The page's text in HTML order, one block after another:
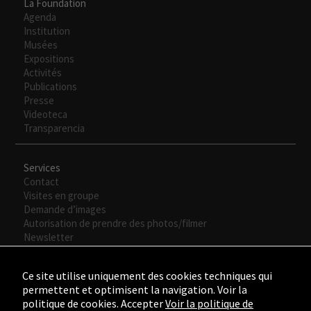
La Foundation
Agenda
Institution
Musées
Expositions
Activités
Publications
Presse
Videoteca
Transparencia
Services
Contact
Visites en groupe
Demande d’images
Autorisation de prendre des photos/filmer
Newsletter
Ce site utilise uniquement des cookies techniques qui
permettent et optimisent la navigation. Voir la
politique de cookies. AccepterVoir la politique de